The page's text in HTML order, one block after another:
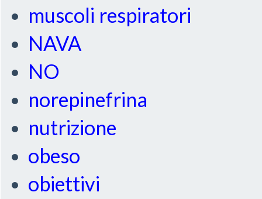
muscoli respiratori
NAVA
NO
norepinefrina
nutrizione
obeso
obiettivi